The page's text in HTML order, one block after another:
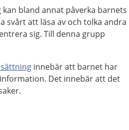
bland annat påverka barnets
svårt att läsa av och tolka andra
sig. Till denna grupp
innebär att barnet har
Det innebär att det